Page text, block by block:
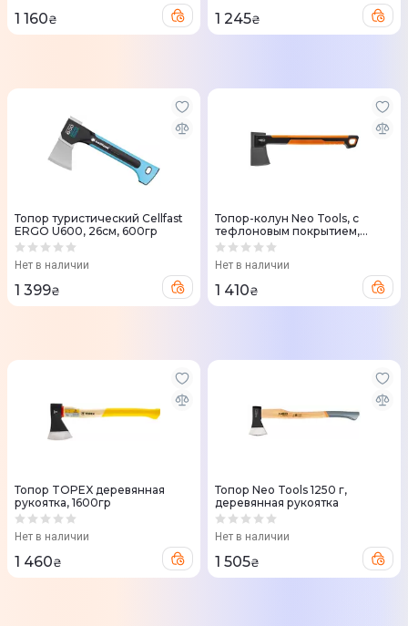
1 160₴ 1 245₴
Топор туристический Cellfast
ERGO U600, 26см, 600гр
Нет в наличии
1 399₴
Топор-колун Neo Tools, с
тефлоновым покрытием,
подвес, 44.8см, 700гр
Нет в наличии
1 410₴
Топор TOPEX деревянная
рукоятка, 1600гр
Нет в наличии
1 460₴
Топор Neo Tools 1250 г,
деревянная рукоятка
Нет в наличии
1 505₴